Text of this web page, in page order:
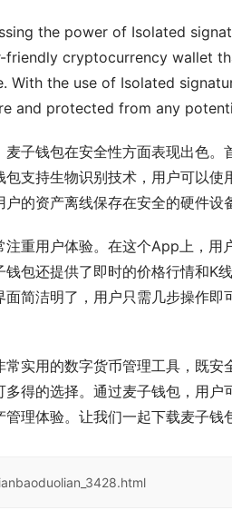
the power of Isolated
friendly cryptocurrency wallet
With the use of Isolated
and protected from any
子钱包在安全性方面表现出色
支持生物识别技术，用户可以
的资产离线保存在安全的硬件设
注重用户体验。在这个App上，
钱包还提供了即时的价格行情和K
简洁明了，用户只需几步操作
实用的数字货币管理工具，既
得的选择。通过麦子钱包，用
理体验。让我们一起下载麦子钱